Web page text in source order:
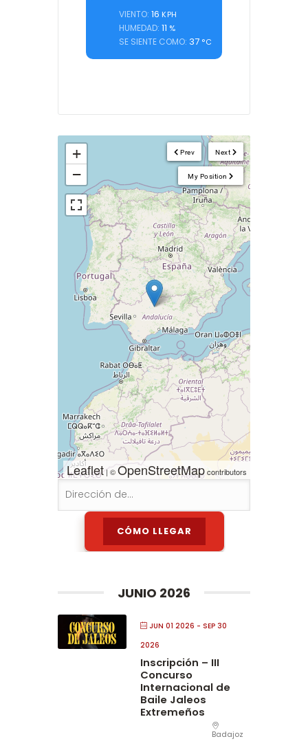
VIENTO: 16 KPH
HUMEDAD: 11 %
SE SIENTE COMO: 37°C
Next
Prev
My Position
+
−
Leaflet | ©OpenStreetMapcontributors
JUNIO 2026
JUN 01 2026 - SEP 30
2026
Inscripción – III
Concurso
Internacional de
Baile Jaleos
Extremeños
Badajoz